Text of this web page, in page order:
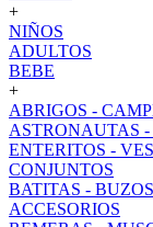
+
NIÑOS
ADULTOS
BEBE
+
ABRIGOS -
ASTRONAUTAS
ENTERITOS -
CONJUNTOS
BATITAS -
ACCESORIOS